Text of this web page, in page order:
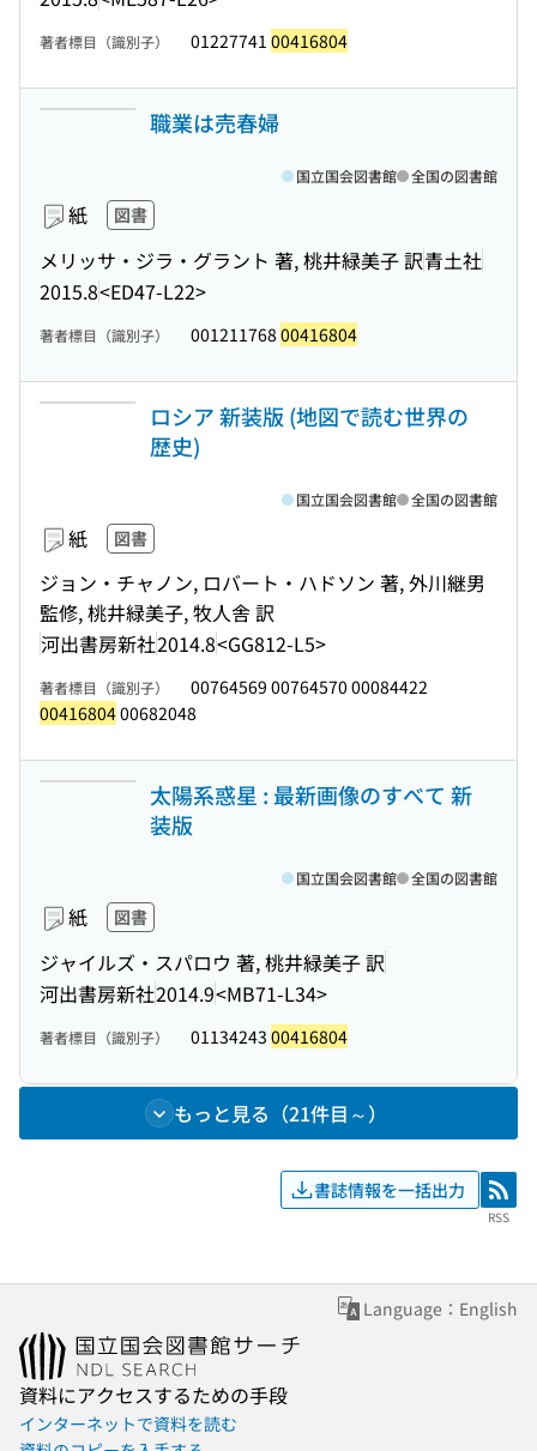
著者標目（識別子） 01227741 00416804
職業は売春婦
紙 図書
メリッサ・ジラ・グラント 著, 桃井緑美子 訳青土社
2015.8<ED47-L22>
国立国会図書館 全国の図書館
著者標目（識別子） 001211768 00416804
ロシア 新装版 (地図で読む世界の
歴史)
紙 図書
ジョン・チャノン, ロバート・ハドソン 著, 外川継男
監修, 桃井緑美子, 牧人舎 訳
河出書房新社2014.8<GG812-L5>
国立国会図書館 全国の図書館
著者標目（識別子）
00764569 00764570 00084422
0041680400682048
太陽系惑星 : 最新画像のすべて 新
装版
紙 図書
ジャイルズ・スパロウ 著, 桃井緑美子 訳
河出書房新社2014.9<MB71-L34>
国立国会図書館 全国の図書館
著者標目（識別子） 01134243 00416804
もっと見る（21件目～）
書誌情報を一括出力 RSS
RSS
Language：English
資料にアクセスするための手段
インターネットで資料を読む